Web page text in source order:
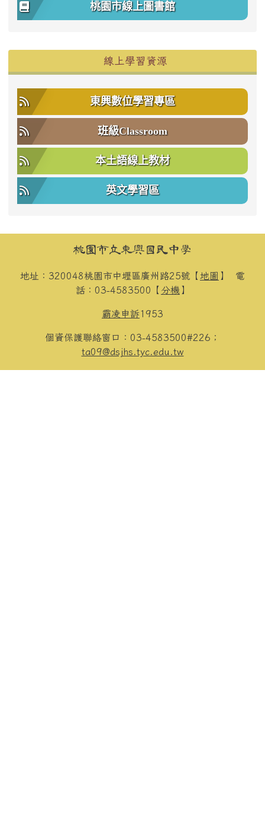
桃園市線上圖書館
線上學習資源
東興數位學習專區
班級Classroom
本土語線上教材
英文學習區
頁尾區域內容桃園市立東興國民中學
地址：320048桃園市中壢區廣州路25號【 地圖 】 電
話：03-4583500【 分機 】
霸凌申訴1953
個資保護聯絡窗口：03-4583500#226；
ta09@dsjhs.tyc.edu.tw